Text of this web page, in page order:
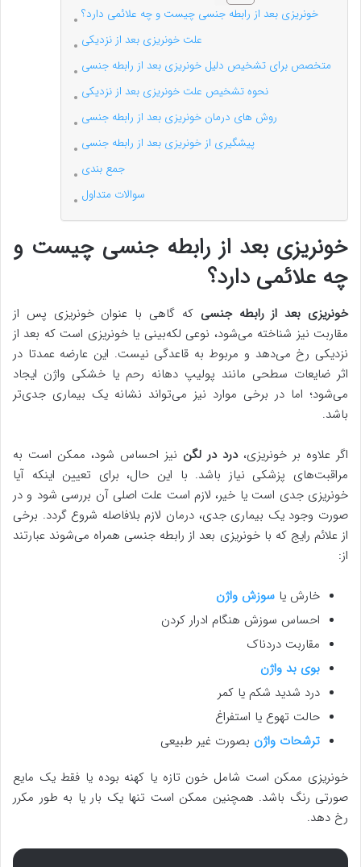
خونریزی بعد از رابطه جنسی چیست و چه علائمی دارد؟
علت خونریزی بعد از نزدیکی
متخصص برای تشخیص دلیل خونریزی بعد از رابطه جنسی
نحوه تشخیص علت خونریزی بعد از نزدیکی
روش های درمان خونریزی بعد از رابطه جنسی
پیشگیری از خونریزی بعد از رابطه جنسی
جمع بندی
سوالات متداول
خونریزی بعد از رابطه جنسی چیست و
چه علائمی دارد؟
خونریزی بعد از رابطه جنسی که گاهی با عنوان خونریزی پس از
مقاربت نیز شناخته می‌شود، نوعی لکه‌بینی یا خونریزی است که بعد از
نزدیکی رخ می‌دهد و مربوط به قاعدگی نیست. این عارضه عمدتا در
اثر ضایعات سطحی مانند پولیپ دهانه رحم یا خشکی واژن ایجاد
می‌شود؛ اما در برخی موارد نیز می‌تواند نشانه یک بیماری جدی‌تر
باشد.
اگر علاوه بر خونریزی،درد در لگن نیز احساس شود، ممکن است به
مراقبت‌های پزشکی نیاز باشد. با این حال، برای تعیین اینکه آیا
خونریزی جدی است یا خیر، لازم است علت اصلی آن بررسی شود و در
صورت وجود یک بیماری جدی، درمان لازم بلافاصله شروع گردد. برخی
از علائم رایج که با خونریزی بعد از رابطه جنسی همراه می‌شوند عبارتند
از:
خارش یا سوزش واژن
احساس سوزش هنگام ادرار کردن
مقاربت دردناک
بوی بد واژن
درد شدید شکم یا کمر
حالت تهوع یا استفراغ
ترشحات واژن بصورت غیر طبیعی
خونریزی ممکن است شامل خون تازه یا کهنه بوده یا فقط یک مایع
صورتی رنگ باشد. همچنین ممکن است تنها یک بار یا به طور مکرر
رخ دهد.